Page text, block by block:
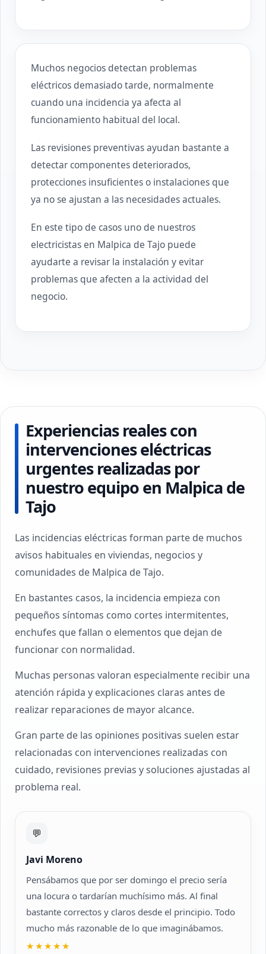
Muchos negocios detectan problemas
eléctricos demasiado tarde, normalmente
cuando una incidencia ya afecta al
funcionamiento habitual del local.
Las revisiones preventivas ayudan bastante a
detectar componentes deteriorados,
protecciones insuficientes o instalaciones que
ya no se ajustan a las necesidades actuales.
En este tipo de casos uno de nuestros
electricistas en Malpica de Tajo puede
ayudarte a revisar la instalación y evitar
problemas que afecten a la actividad del
negocio.
Experiencias reales con
intervenciones eléctricas
urgentes realizadas por
nuestro equipo en Malpica de
Tajo
Las incidencias eléctricas forman parte de muchos
avisos habituales en viviendas, negocios y
comunidades de Malpica de Tajo.
En bastantes casos, la incidencia empieza con
pequeños síntomas como cortes intermitentes,
enchufes que fallan o elementos que dejan de
funcionar con normalidad.
Muchas personas valoran especialmente recibir una
atención rápida y explicaciones claras antes de
realizar reparaciones de mayor alcance.
Gran parte de las opiniones positivas suelen estar
relacionadas con intervenciones realizadas con
cuidado, revisiones previas y soluciones ajustadas al
problema real.
💬
Javi Moreno
Pensábamos que por ser domingo el precio sería
una locura o tardarían muchísimo más. Al final
bastante correctos y claros desde el principio. Todo
mucho más razonable de lo que imaginábamos.
★★★★★